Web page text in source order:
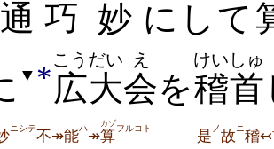
巧妙 にして
▼ *広大
こうだい
会
え
を稽首
けいしゅ
ニシテ不↠能ハ↠算
カゾフルコト 是 ノ故 ニ稽↢